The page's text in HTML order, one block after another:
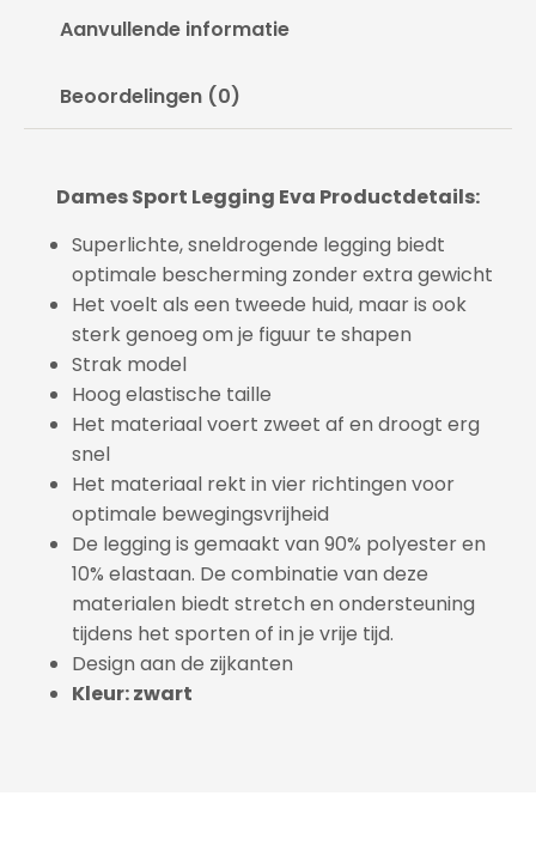
Aanvullende informatie
Beoordelingen (0)
Dames Sport Legging Eva Productdetails:
Superlichte, sneldrogende legging biedt
optimale bescherming zonder extra gewicht
Het voelt als een tweede huid, maar is ook
sterk genoeg om je figuur te shapen
Strak model
Hoog elastische taille
Het materiaal voert zweet af en droogt erg
snel
Het materiaal rekt in vier richtingen voor
optimale bewegingsvrijheid
De legging is gemaakt van 90% polyester en
10% elastaan. De combinatie van deze
materialen biedt stretch en ondersteuning
tijdens het sporten of in je vrije tijd.
Design aan de zijkanten
Kleur: zwart